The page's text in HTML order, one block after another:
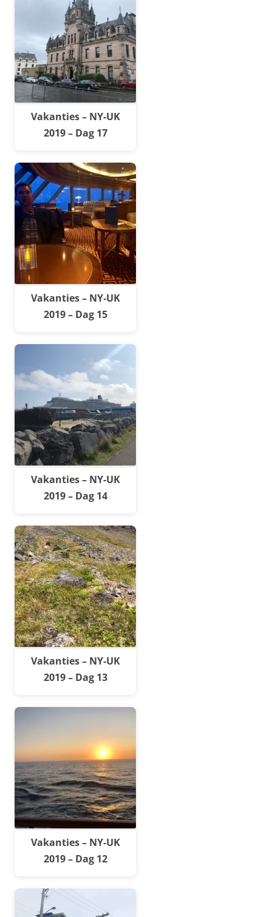
Vakanties – NY-UK
2019 – Dag 17
Vakanties – NY-UK
2019 – Dag 15
Vakanties – NY-UK
2019 – Dag 14
Vakanties – NY-UK
2019 – Dag 13
Vakanties – NY-UK
2019 – Dag 12